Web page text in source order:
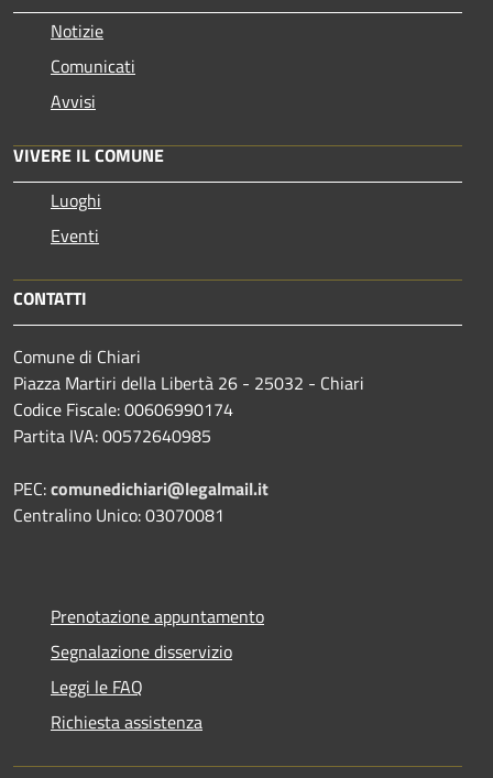
Notizie
Comunicati
Avvisi
VIVERE IL COMUNE
Luoghi
Eventi
CONTATTI
Comune di Chiari
Piazza Martiri della Libertà 26 - 25032 - Chiari
Codice Fiscale: 00606990174
Partita IVA: 00572640985
PEC:comunedichiari@legalmail.it
Centralino Unico: 03070081
Prenotazione appuntamento
Segnalazione disservizio
Leggi le FAQ
Richiesta assistenza